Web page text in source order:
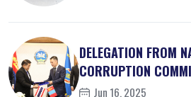
DELEGATION FROM
CORRUPTION
KINGDOM OF ...
Jun 16, 2025